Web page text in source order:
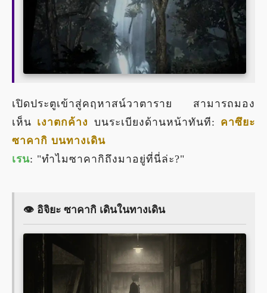
เปิดประตูเข้าสู่คฤหาสน์วาตาราย สามารถมอง
เห็น เงาตกค้าง บนระเบียงด้านหน้าทันที: คาซึยะ
ซาคากิ บนทางเดิน
เรน: "ทำไมซาคากิถึงมาอยู่ที่นี่ล่ะ?"
👁️ อิจิยะ ซาคากิ เดินในทางเดิน